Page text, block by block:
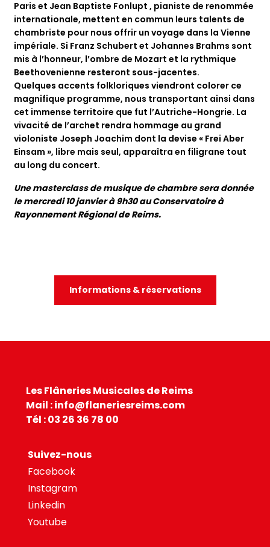
Paris et Jean Baptiste Fonlupt , pianiste de renommée
internationale, mettent en commun leurs talents de
chambriste pour nous offrir un voyage dans la Vienne
impériale. Si Franz Schubert et Johannes Brahms sont
mis à l’honneur, l’ombre de Mozart et la rythmique
Beethovenienne resteront sous-jacentes.
Quelques accents folkloriques viendront colorer ce
magnifique programme, nous transportant ainsi dans
cet immense territoire que fut l’Autriche-Hongrie. La
vivacité de l’archet rendra hommage au grand
violoniste Joseph Joachim dont la devise « Frei Aber
Einsam », libre mais seul, apparaîtra en filigrane tout
au long du concert.
Une masterclass de musique de chambre sera donnée
le mercredi 10 janvier à 9h30 au Conservatoire à
Rayonnement Régional de Reims.
Informations & réservations
Les Flâneries Musicales de Reims
Mail : info@flaneriesreims.com
Tél : 03 26 36 78 00
Suivez-nous
Facebook
Instagram
Linkedin
Youtube